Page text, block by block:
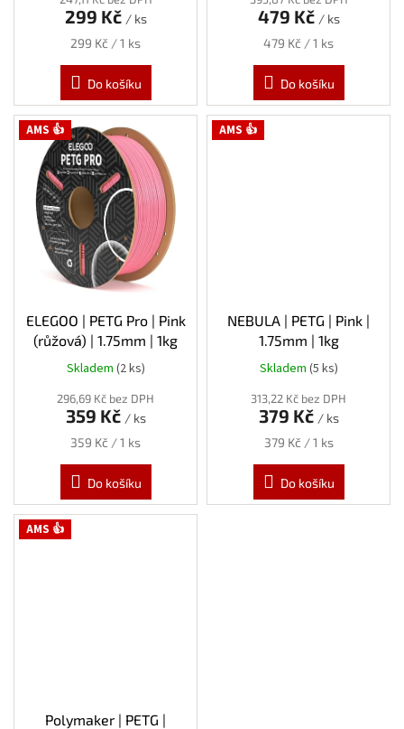
299 Kč / ks
Měrná
299 Kč / 1 ks
Do košíku
479 Kč / ks
Měrná
479 Kč / 1 ks
Do košíku
AMS 👍
ELEGOO | PETG Pro | Pink
(růžová) | 1.75mm | 1kg
Skladem (2 ks)
296,69 Kč bez DPH
359 Kč / ks
Měrná
359 Kč / 1 ks
Do košíku
AMS 👍
NEBULA | PETG | Pink |
1.75mm | 1kg
Skladem (5 ks)
313,22 Kč bez DPH
379 Kč / ks
Měrná
379 Kč / 1 ks
Do košíku
AMS 👍
Polymaker | PETG |